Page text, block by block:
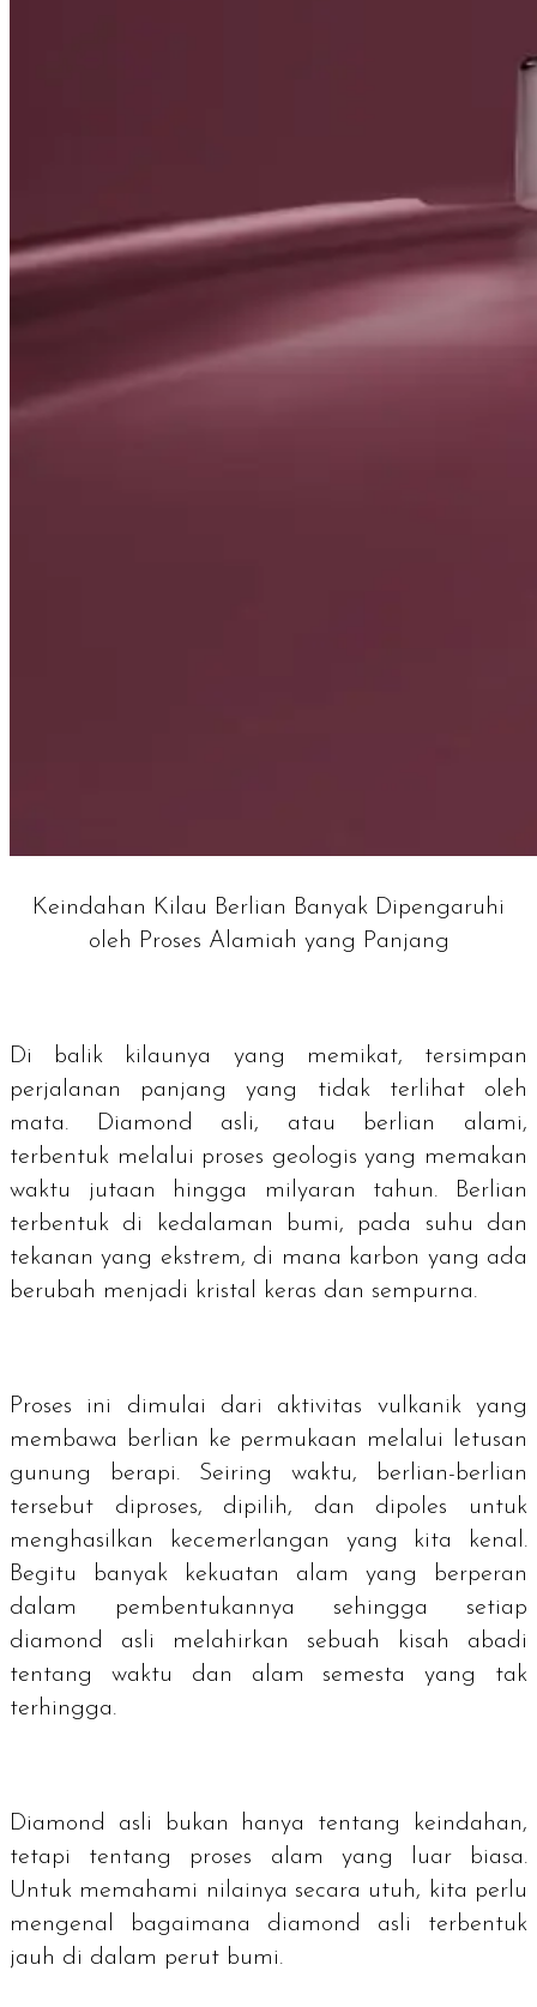
Keindahan Kilau Berlian Banyak Dipengaruhi
oleh Proses Alamiah yang Panjang
Di balik kilaunya yang memikat, tersimpan
perjalanan panjang yang tidak terlihat oleh
mata.
Diamond
asli, atau berlian alami,
terbentuk melalui proses geologis yang memakan
waktu jutaan hingga milyaran tahun. Berlian
terbentuk di kedalaman bumi, pada suhu dan
tekanan yang ekstrem, di mana karbon yang ada
berubah menjadi kristal keras dan sempurna.
Proses ini dimulai dari aktivitas vulkanik yang
membawa berlian ke permukaan melalui letusan
gunung berapi. Seiring waktu, berlian-berlian
tersebut diproses, dipilih, dan dipoles untuk
menghasilkan kecemerlangan yang kita kenal.
Begitu banyak kekuatan alam yang berperan
dalam pembentukannya sehingga setiap
diamond
asli melahirkan sebuah kisah abadi
tentang waktu dan alam semesta yang tak
terhingga.
Diamond
asli bukan hanya tentang keindahan,
tetapi tentang proses alam yang luar biasa.
Untuk memahami nilainya secara utuh, kita perlu
mengenal bagaimana diamond
asli terbentuk
jauh di dalam perut bumi.